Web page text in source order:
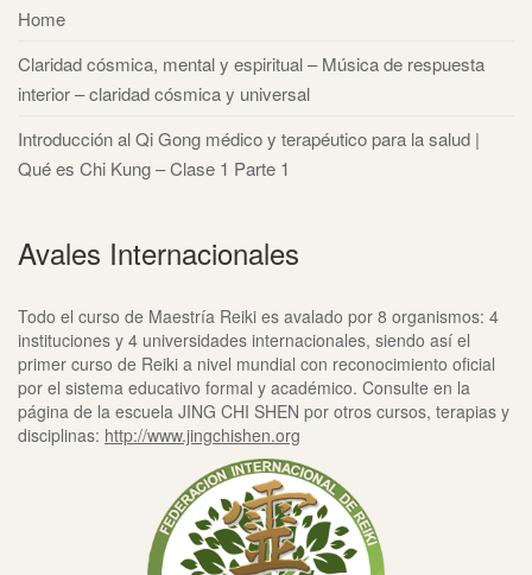
Home
Claridad cósmica, mental y espiritual – Música de respuesta
interior – claridad cósmica y universal
Introducción al Qi Gong médico y terapéutico para la salud |
Qué es Chi Kung – Clase 1 Parte 1
Avales Internacionales
Todo el curso de Maestría Reiki es avalado por 8 organismos: 4
instituciones y 4 universidades internacionales, siendo así el
primer curso de Reiki a nivel mundial con reconocimiento oficial
por el sistema educativo formal y académico. Consulte en la
página de la escuela JING CHI SHEN por otros cursos, terapias y
disciplinas: http://www.jingchishen.org